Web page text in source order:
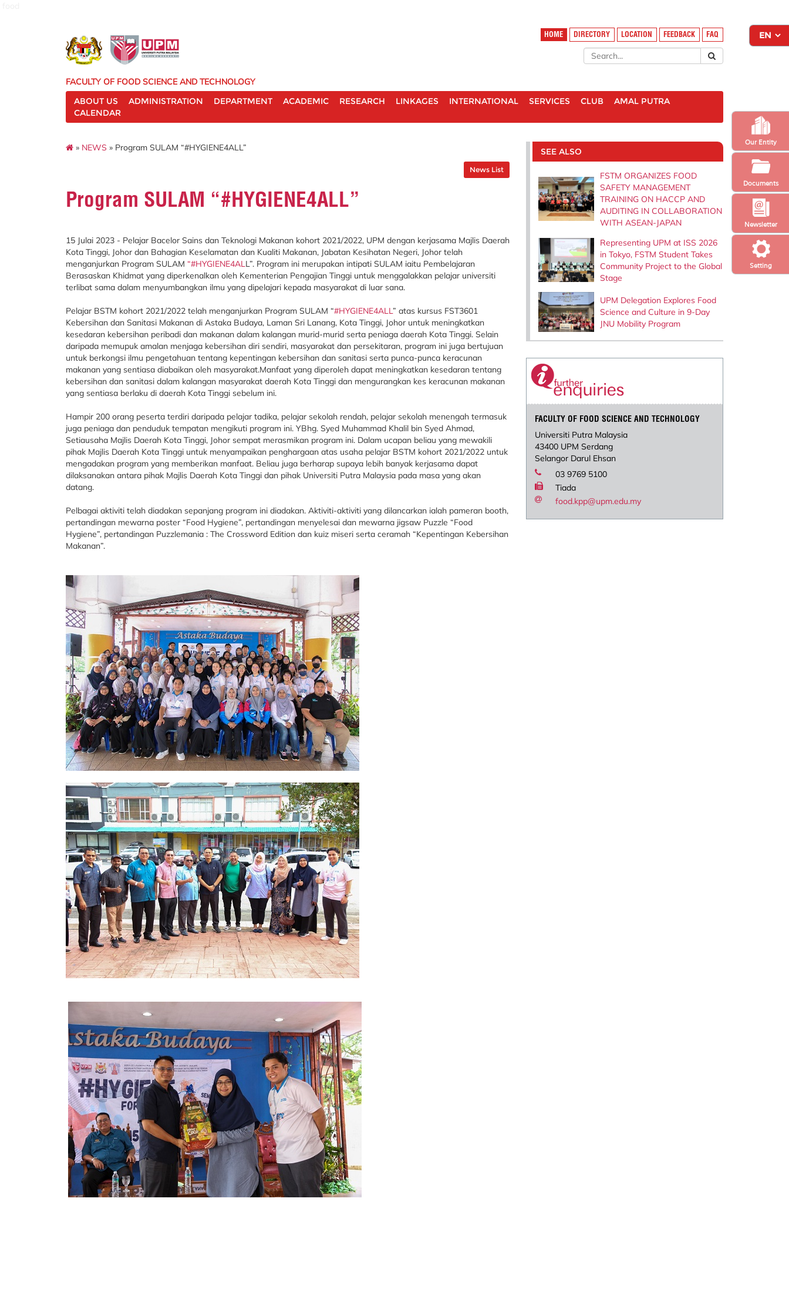
Setting
Newsletter
Our Entity
Documents
HOME DIRECTORY LOCATION FEEDBACK FAQ
FACULTY OF FOOD SCIENCE AND TECHNOLOGY
ABOUT US
ADMINISTRATION DEPARTMENT ACADEMIC RESEARCH LINKAGES INTERNATIONAL SERVICES CLUB
AMAL PUTRA
CALENDAR
» NEWS » Program SULAM “#HYGIENE4ALL”
News List
Program SULAM “#HYGIENE4ALL”
15 Julai 2023 - Pelajar Bacelor Sains dan Teknologi Makanan kohort 2021/2022, UPM dengan kerjasama Majlis Daerah
Kota Tinggi, Johor dan Bahagian Keselamatan dan Kualiti Makanan, Jabatan Kesihatan Negeri, Johor telah
menganjurkan Program SULAM “#HYGIENE4ALL”. Program ini merupakan intipati SULAM iaitu Pembelajaran
Berasaskan Khidmat yang diperkenalkan oleh Kementerian Pengajian Tinggi untuk menggalakkan pelajar universiti
terlibat sama dalam menyumbangkan ilmu yang dipelajari kepada masyarakat di luar sana.
Pelajar BSTM kohort 2021/2022 telah menganjurkan Program SULAM “#HYGIENE4ALL” atas kursus FST3601
Kebersihan dan Sanitasi Makanan di Astaka Budaya, Laman Sri Lanang, Kota Tinggi, Johor untuk meningkatkan
kesedaran kebersihan peribadi dan makanan dalam kalangan murid-murid serta peniaga daerah Kota Tinggi. Selain
daripada memupuk amalan menjaga kebersihan diri sendiri, masyarakat dan persekitaran, program ini juga bertujuan
untuk berkongsi ilmu pengetahuan tentang kepentingan kebersihan dan sanitasi serta punca-punca keracunan
makanan yang sentiasa diabaikan oleh masyarakat.Manfaat yang diperoleh dapat meningkatkan kesedaran tentang
kebersihan dan sanitasi dalam kalangan masyarakat daerah Kota Tinggi dan mengurangkan kes keracunan makanan
yang sentiasa berlaku di daerah Kota Tinggi sebelum ini.
Hampir 200 orang peserta terdiri daripada pelajar tadika, pelajar sekolah rendah, pelajar sekolah menengah termasuk
juga peniaga dan penduduk tempatan mengikuti program ini. YBhg. Syed Muhammad Khalil bin Syed Ahmad,
Setiausaha Majlis Daerah Kota Tinggi, Johor sempat merasmikan program ini. Dalam ucapan beliau yang mewakili
pihak Majlis Daerah Kota Tinggi untuk menyampaikan penghargaan atas usaha pelajar BSTM kohort 2021/2022 untuk
mengadakan program yang memberikan manfaat. Beliau juga berharap supaya lebih banyak kerjasama dapat
dilaksanakan antara pihak Majlis Daerah Kota Tinggi dan pihak Universiti Putra Malaysia pada masa yang akan
datang.
Pelbagai aktiviti telah diadakan sepanjang program ini diadakan. Aktiviti-aktiviti yang dilancarkan ialah pameran booth,
pertandingan mewarna poster “Food Hygiene”, pertandingan menyelesai dan mewarna jigsaw Puzzle “Food
Hygiene”, pertandingan Puzzlemania : The Crossword Edition dan kuiz miseri serta ceramah “Kepentingan Kebersihan
Makanan”.
SEE ALSO
FSTM ORGANIZES FOOD
SAFETY MANAGEMENT
TRAINING ON HACCP AND
AUDITING IN COLLABORATION
WITH ASEAN-JAPAN
Representing UPM at ISS 2026
in Tokyo, FSTM Student Takes
Community Project to the Global
Stage
UPM Delegation Explores Food
Science and Culture in 9-Day
JNU Mobility Program
FACULTY OF FOOD SCIENCE AND TECHNOLOGY
Universiti Putra Malaysia
43400 UPM Serdang
Selangor Darul Ehsan
03 9769 5100
Tiada
food.kpp@upm.edu.my